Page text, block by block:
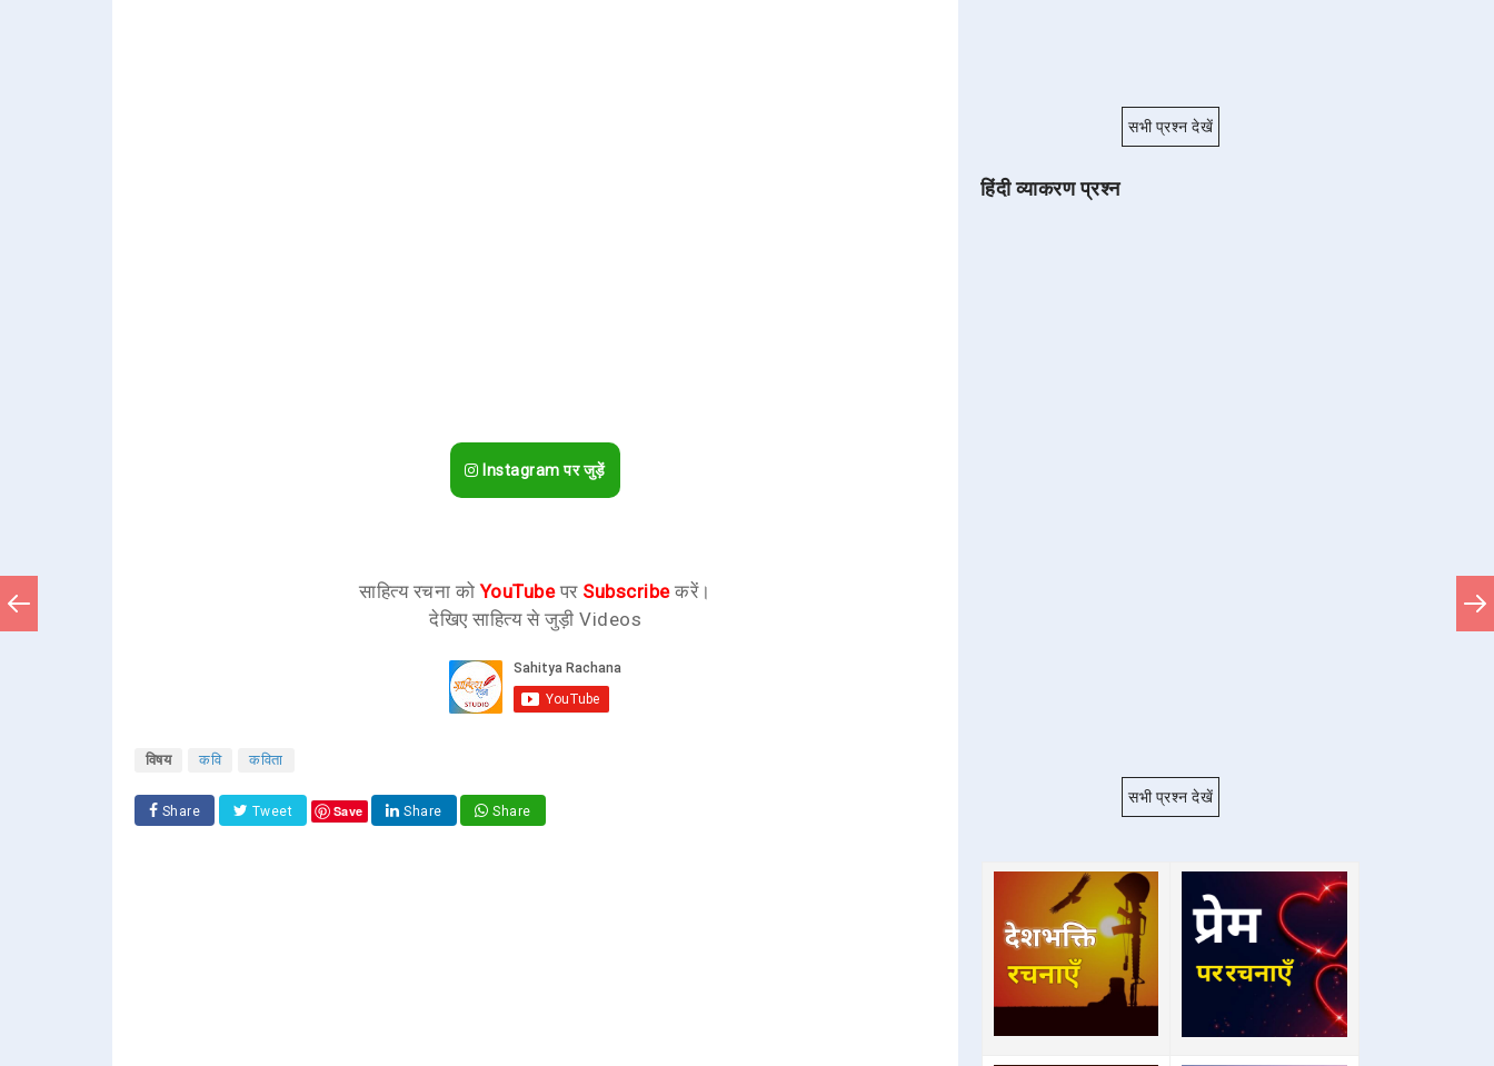
Instagram पर जुड़ें
साहित्य रचना कोYouTubeपर Subscribeकरें।
देखिए साहित्य से जुड़ी Videos
विषय कवि कविता
Share Tweet Save Share Share
सभी प्रश्न देखें
हिंदी व्याकरण प्रश्न
सभी प्रश्न देखें